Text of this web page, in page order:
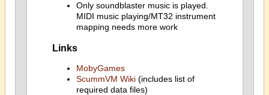
Only soundblaster music is played.
MIDI music playing/MT32 instrument
mapping needs more work
Links
MobyGames
ScummVM Wiki(includes list of
required data files)